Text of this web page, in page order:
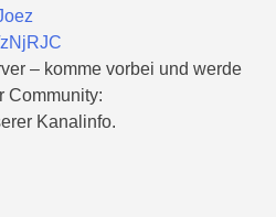
– komme vorbei und werde
Community:
Kanalinfo.